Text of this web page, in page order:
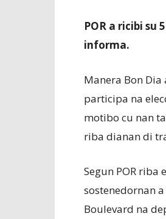
POR a ricibi su
informa.
Manera Bon
participa na
motibo cu nan
riba dianan di
Segun POR
sostenedornan
Boulevard na